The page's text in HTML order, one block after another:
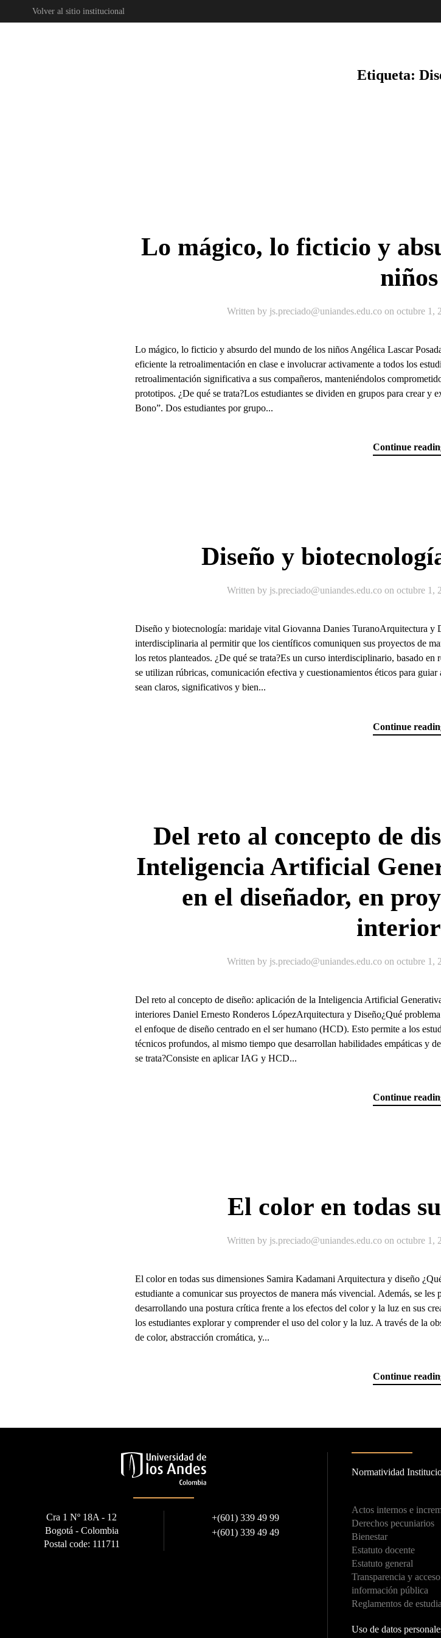
Volver al sitio institucional
Etiqueta:
Lo mágico, lo ficticio y
niños
Written by js.preciado@uniandes.edu.co on octubre 1,
Lo mágico, lo ficticio y absurdo del mundo de los niños Angélica Lascar
eficiente la retroalimentación en clase e involucrar activamente a todos los
retroalimentación significativa a sus compañeros, manteniéndolos
prototipos. ¿De qué se trata?Los estudiantes se dividen en grupos para crear
Bono”. Dos estudiantes por grupo...
Continue
Diseño y
Written by js.preciado@uniandes.edu.co on octubre 1,
Diseño y biotecnología: maridaje vital Giovanna Danies TuranoArquitectura y
interdisciplinaria al permitir que los científicos comuniquen sus proyectos de
los retos planteados. ¿De qué se trata?Es un curso interdisciplinario, basado en
se utilizan rúbricas, comunicación efectiva y cuestionamientos éticos para
sean claros, significativos y bien...
Continue
Del reto al concepto de
Inteligencia Artificial
en el diseñador, en
Written by js.preciado@uniandes.edu.co on octubre 1,
Del reto al concepto de diseño: aplicación de la Inteligencia Artificial
interiores Daniel Ernesto Ronderos LópezArquitectura y Diseño¿Qué
el enfoque de diseño centrado en el ser humano (HCD). Esto permite a los
técnicos profundos, al mismo tiempo que desarrollan habilidades empáticas y
se trata?Consiste en aplicar IAG y HCD...
Continue
El color en todas
Written by js.preciado@uniandes.edu.co on octubre 1,
El color en todas sus dimensiones Samira Kadamani Arquitectura y diseño
estudiante a comunicar sus proyectos de manera más vivencial. Además, se
desarrollando una postura crítica frente a los efectos del color y la luz en sus
los estudiantes explorar y comprender el uso del color y la luz. A través de la
de color, abstracción cromática, y...
Continue
Cra 1 Nº 18A - 12
Bogotá - Colombia
Postal code: 111711
+(601) 339 49 99
+(601) 339 49 49
Normatividad
Actos internos e
Derechos pecuniarios
Bienestar
Estatuto docente
Estatuto general
Transparencia y
información pública
Reglamentos de
Uso de datos